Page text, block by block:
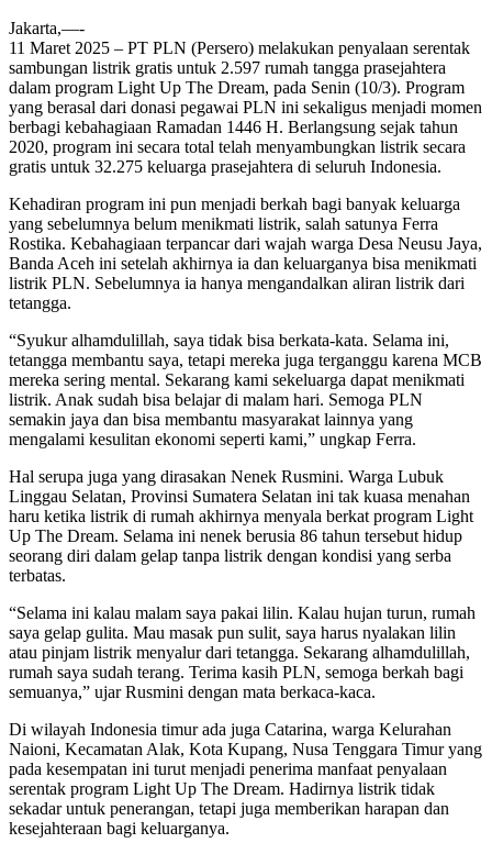
Jakarta,—-
11 Maret 2025 – PT PLN (Persero) melakukan penyalaan serentak
sambungan listrik gratis untuk 2.597 rumah tangga prasejahtera
dalam program Light Up The Dream, pada Senin (10/3). Program
yang berasal dari donasi pegawai PLN ini sekaligus menjadi momen
berbagi kebahagiaan Ramadan 1446 H. Berlangsung sejak tahun
2020, program ini secara total telah menyambungkan listrik secara
gratis untuk 32.275 keluarga prasejahtera di seluruh Indonesia.
Kehadiran program ini pun menjadi berkah bagi banyak keluarga
yang sebelumnya belum menikmati listrik, salah satunya Ferra
Rostika. Kebahagiaan terpancar dari wajah warga Desa Neusu Jaya,
Banda Aceh ini setelah akhirnya ia dan keluarganya bisa menikmati
listrik PLN. Sebelumnya ia hanya mengandalkan aliran listrik dari
tetangga.
“Syukur alhamdulillah, saya tidak bisa berkata-kata. Selama ini,
tetangga membantu saya, tetapi mereka juga terganggu karena MCB
mereka sering mental. Sekarang kami sekeluarga dapat menikmati
listrik. Anak sudah bisa belajar di malam hari. Semoga PLN
semakin jaya dan bisa membantu masyarakat lainnya yang
mengalami kesulitan ekonomi seperti kami,” ungkap Ferra.
Hal serupa juga yang dirasakan Nenek Rusmini. Warga Lubuk
Linggau Selatan, Provinsi Sumatera Selatan ini tak kuasa menahan
haru ketika listrik di rumah akhirnya menyala berkat program Light
Up The Dream. Selama ini nenek berusia 86 tahun tersebut hidup
seorang diri dalam gelap tanpa listrik dengan kondisi yang serba
terbatas.
“Selama ini kalau malam saya pakai lilin. Kalau hujan turun, rumah
saya gelap gulita. Mau masak pun sulit, saya harus nyalakan lilin
atau pinjam listrik menyalur dari tetangga. Sekarang alhamdulillah,
rumah saya sudah terang. Terima kasih PLN, semoga berkah bagi
semuanya,” ujar Rusmini dengan mata berkaca-kaca.
Di wilayah Indonesia timur ada juga Catarina, warga Kelurahan
Naioni, Kecamatan Alak, Kota Kupang, Nusa Tenggara Timur yang
pada kesempatan ini turut menjadi penerima manfaat penyalaan
serentak program Light Up The Dream. Hadirnya listrik tidak
sekadar untuk penerangan, tetapi juga memberikan harapan dan
kesejahteraan bagi keluarganya.